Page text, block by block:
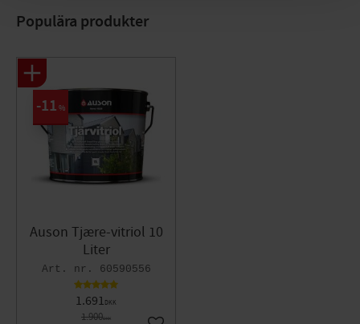
Populära produkter
Auson Tjære-vitriol 10
Liter
60590556
1.691DKK
1.900DKK
11 %